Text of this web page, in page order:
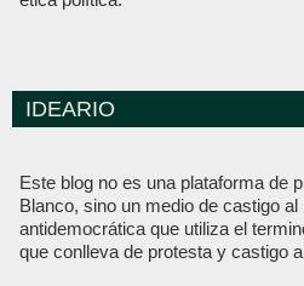
IDEARIO
Este blog no es una plataforma de
Blanco, sino un medio de castigo
antidemocrática que utiliza el
que conlleva de protesta y castigo